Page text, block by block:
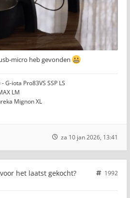
micro heb gevonden
G-iota Pro83VS SSP LS
LM
Mignon XL
za 10 jan 2026, 13:41
het laatst gekocht?
1992